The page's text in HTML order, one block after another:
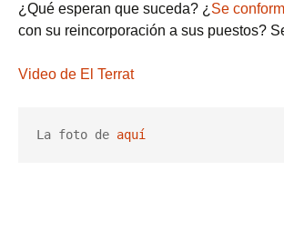
¿Qué esperan que suceda? ¿ Se
con su reincorporación a sus puestos?
Video de El Terrat
La foto de aquí